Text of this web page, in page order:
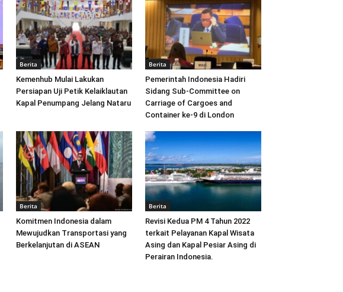
Berita
Kemenhub Mulai Lakukan
Persiapan Uji Petik Kelaiklautan
Kapal Penumpang Jelang Nataru
Berita
Pemerintah Indonesia Hadiri
Sidang Sub-Committee on
Carriage of Cargoes and
Container ke-9 di London
Berita
Komitmen Indonesia dalam
Mewujudkan Transportasi yang
Berkelanjutan di ASEAN
Berita
Revisi Kedua PM 4 Tahun 2022
terkait Pelayanan Kapal Wisata
Asing dan Kapal Pesiar Asing di
Perairan Indonesia.